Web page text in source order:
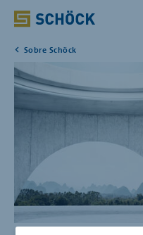
CAD/BIM
Descargas
Spain (ES) Español
Sobre Schöck